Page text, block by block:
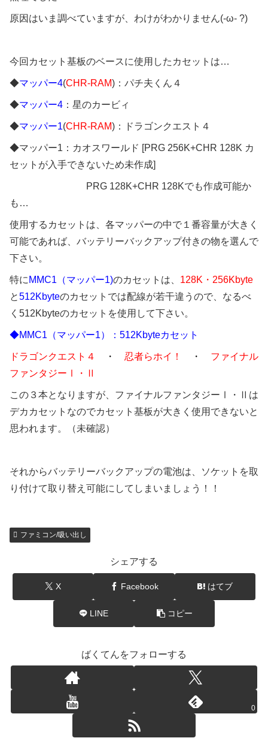
原因はいま調べていますが、わけがわかりません(-ω- ?)
今回カセット基板のベースに使用したカセットは…
◆マッパー4(CHR-RAM)：パチ夫くん４
◆マッパー4 ：星のカービィ
◆マッパー1(CHR-RAM)：ドラゴンクエスト４
◆マッパー1：カオスワールド [PRG 256K+CHR 128K カ
セットが入手できないため未作成]
PRG 128K+CHR 128Kでも作成可能か
も…
使用するカセットは、各マッパーの中で１番容量が大きく
可能であれば、バッテリーバックアップ付きの物を選んで
下さい。
特に MMC1（マッパー1)のカセットは、 128K・256Kbyte
と512Kbyteのカセットでは配線が若干違うので、なるべ
く512Kbyteのカセットを使用して下さい。
◆MMC1（マッパー1）：512Kbyteカセット
ドラゴンクエスト４ ・ 忍者らホイ！ ・ ファイナル
ファンタジーⅠ・Ⅱ
この３本となりますが、ファイナルファンタジーⅠ・Ⅱは
デカカセットなのでカセット基板が大きく使用できないと
思われます。（未確認）
それからバッテリーバックアップの電池は、ソケットを取
り付けて取り替え可能にしてしまいましょう！！
ファミコン/吸い出し
シェアする
X Facebook はてブ
LINE コピー
ばくてんをフォローする
0